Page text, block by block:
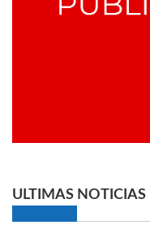
ULTIMAS NOTICIAS